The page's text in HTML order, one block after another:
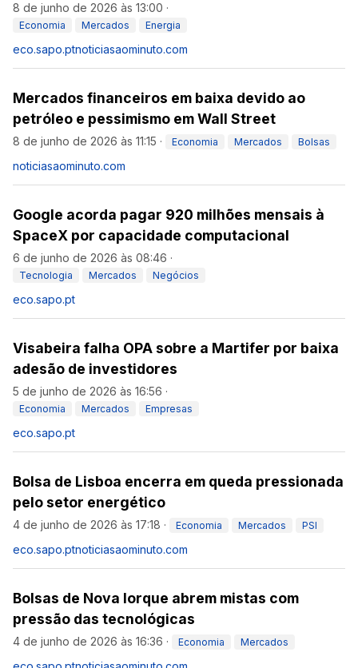
8 de junho de 2026 às 13:00 ·
Economia Mercados Energia
eco.sapo.ptnoticiasaominuto.com
Mercados financeiros em baixa devido ao
petróleo e pessimismo em Wall Street
8 de junho de 2026 às 11:15 · Economia Mercados Bolsas
noticiasaominuto.com
Google acorda pagar 920 milhões mensais à
SpaceX por capacidade computacional
6 de junho de 2026 às 08:46 ·
Tecnologia Mercados Negócios
eco.sapo.pt
Visabeira falha OPA sobre a Martifer por baixa
adesão de investidores
5 de junho de 2026 às 16:56 ·
Economia Mercados Empresas
eco.sapo.pt
Bolsa de Lisboa encerra em queda pressionada
pelo setor energético
4 de junho de 2026 às 17:18 · Economia Mercados PSI
eco.sapo.ptnoticiasaominuto.com
Bolsas de Nova Iorque abrem mistas com
pressão das tecnológicas
4 de junho de 2026 às 16:36 · Economia Mercados